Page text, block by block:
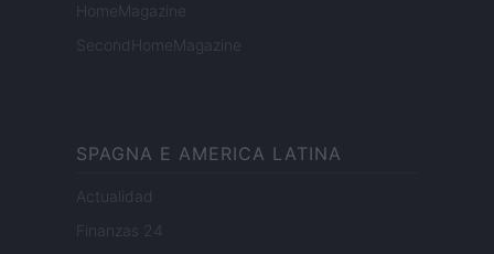
HomeMagazine
SecondHomeMagazine
SPAGNA E AMERICA LATINA
Actualidad
Finanzas 24